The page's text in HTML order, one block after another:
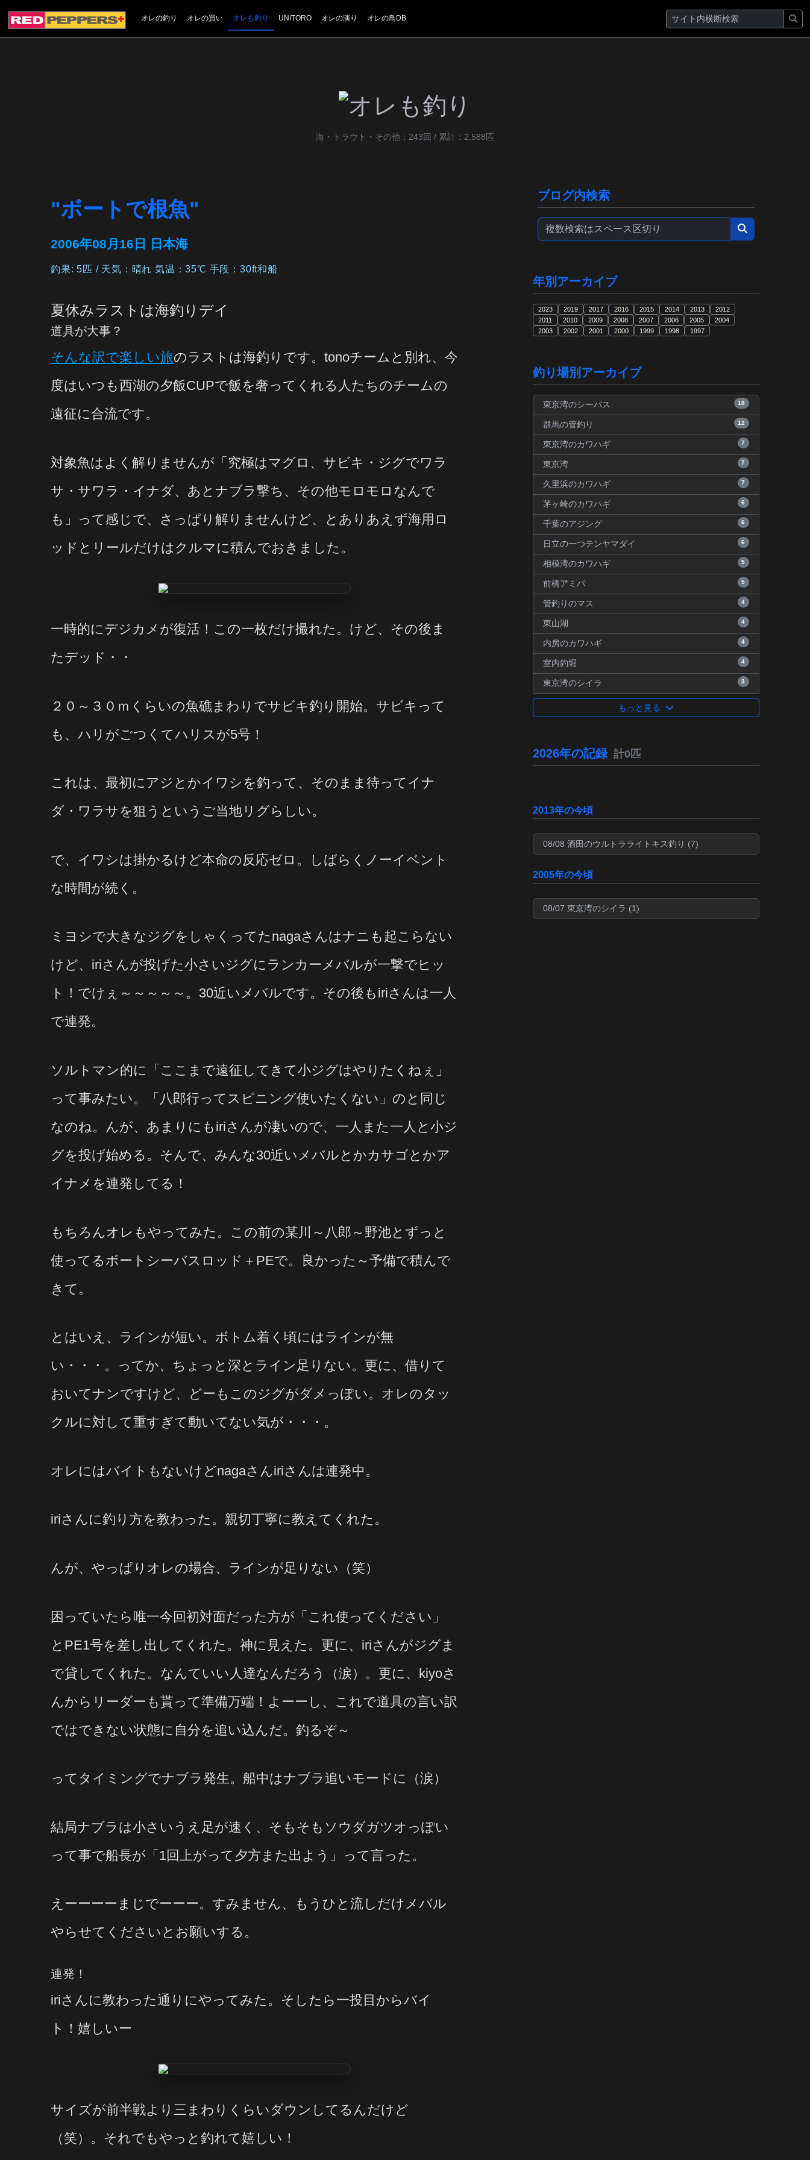
オレの釣り オレの買い オレも釣り UNITORO オレの演り オレの鳥DB
海・トラウト・その他：243回 / 累計：2,588匹
"ボートで根魚"
2006年08月16日 日本海
釣果: 5匹 / 天気：晴れ 気温：35℃ 手段：30ft和船
夏休みラストは海釣りデイ
道具が大事？
そんな訳で楽しい旅のラストは海釣りです。tonoチームと別れ、今
度はいつも西湖の夕飯CUPで飯を奢ってくれる人たちのチームの
遠征に合流です。
対象魚はよく解りませんが「究極はマグロ、サビキ・ジグでワラ
サ・サワラ・イナダ、あとナブラ撃ち、その他モロモロなんで
も」って感じで、さっぱり解りませんけど、とありあえず海用ロ
ッドとリールだけはクルマに積んでおきました。
一時的にデジカメが復活！この一枚だけ撮れた。けど、その後ま
たデッド・・
２０～３０ｍくらいの魚礁まわりでサビキ釣り開始。サビキって
も、ハリがごつくてハリスが5号！
これは、最初にアジとかイワシを釣って、そのまま待ってイナ
ダ・ワラサを狙うというご当地リグらしい。
で、イワシは掛かるけど本命の反応ゼロ。しばらくノーイベント
な時間が続く。
ミヨシで大きなジグをしゃくってたnagaさんはナニも起こらない
けど、iriさんが投げた小さいジグにランカーメバルが一撃でヒッ
ト！でけぇ～～～～～。30近いメバルです。その後もiriさんは一人
で連発。
ソルトマン的に「ここまで遠征してきて小ジグはやりたくねぇ」
って事みたい。「八郎行ってスピニング使いたくない」のと同じ
なのね。んが、あまりにもiriさんが凄いので、一人また一人と小ジ
グを投げ始める。そんで、みんな30近いメバルとかカサゴとかア
イナメを連発してる！
もちろんオレもやってみた。この前の某川～八郎～野池とずっと
使ってるボートシーバスロッド＋PEで。良かった～予備で積んで
きて。
とはいえ、ラインが短い。ボトム着く頃にはラインが無
い・・・。ってか、ちょっと深とライン足りない。更に、借りて
おいてナンですけど、どーもこのジグがダメっぽい。オレのタッ
クルに対して重すぎて動いてない気が・・・。
オレにはバイトもないけどnagaさんiriさんは連発中。
iriさんに釣り方を教わった。親切丁寧に教えてくれた。
んが、やっぱりオレの場合、ラインが足りない（笑）
困っていたら唯一今回初対面だった方が「これ使ってください」
とPE1号を差し出してくれた。神に見えた。更に、iriさんがジグま
で貸してくれた。なんていい人達なんだろう（涙）。更に、kiyoさ
んからリーダーも貰って準備万端！よーーし、これで道具の言い訳
ではできない状態に自分を追い込んだ。釣るぞ～
ってタイミングでナブラ発生。船中はナブラ追いモードに（涙）
結局ナブラは小さいうえ足が速く、そもそもソウダガツオっぽい
って事で船長が「1回上がって夕方また出よう」って言った。
えーーーーまじでーーー。すみません、もうひと流しだけメバル
やらせてくださいとお願いする。
連発！
iriさんに教わった通りにやってみた。そしたら一投目からバイ
ト！嬉しいー
サイズが前半戦より三まわりくらいダウンしてるんだけど
（笑）。それでもやっと釣れて嬉しい！
ブログ内検索
年別アーカイブ
2023 2019 2017 2016 2015 2014 2013
2012
2011
2010 2009 2008 2007 2006 2005
2004
2003
2002 2001 2000 1999 1998 1997
釣り場別アーカイブ
東京湾のシーバス 18
群馬の管釣り 12
東京湾のカワハギ 7
東京湾 7
久里浜のカワハギ 7
茅ヶ崎のカワハギ 6
千葉のアジング 6
日立の一つテンヤマダイ 6
相模湾のカワハギ 5
前橋アミパ 5
管釣りのマス 4
東山湖 4
内房のカワハギ 4
室内釣堀 4
東京湾のシイラ 3
もっと見る
2026年の記録 計0匹
2013年の今頃
08/08 酒田のウルトラライトキス釣り (7)
2005年の今頃
08/07 東京湾のシイラ (1)